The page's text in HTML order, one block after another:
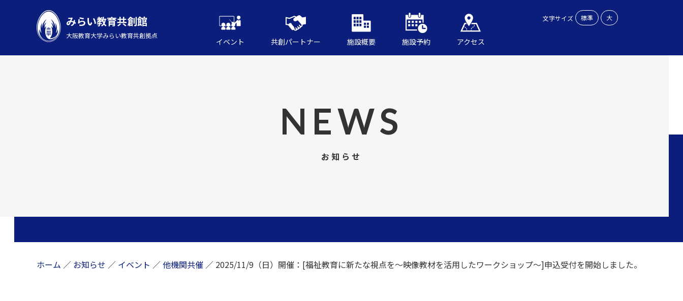
みらい教育共創館
大阪教育大学みらい教育共創拠点
イベント 共創パートナー 施設概要 施設予約 アクセス
文字サイズ 標準 大
NEWS
お知らせ
ホーム ／ お知らせ ／ イベント ／他機関共催 ／ 2025/11/9（日）開催：[福祉教育に新たな視点を～映像教材を活用したワークショップ～]申込受付を開始しました。